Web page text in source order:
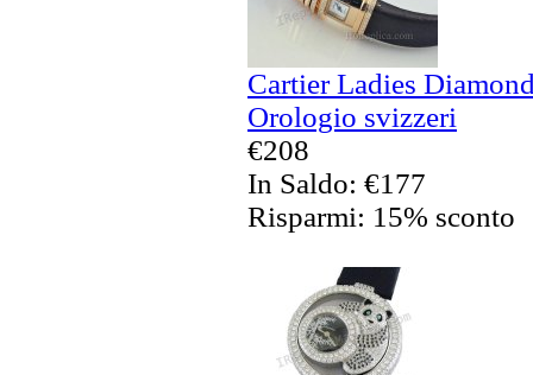
Cartier Ladies
Orologio svizzeri
€208
In Saldo: €177
Risparmi: 15% sconto